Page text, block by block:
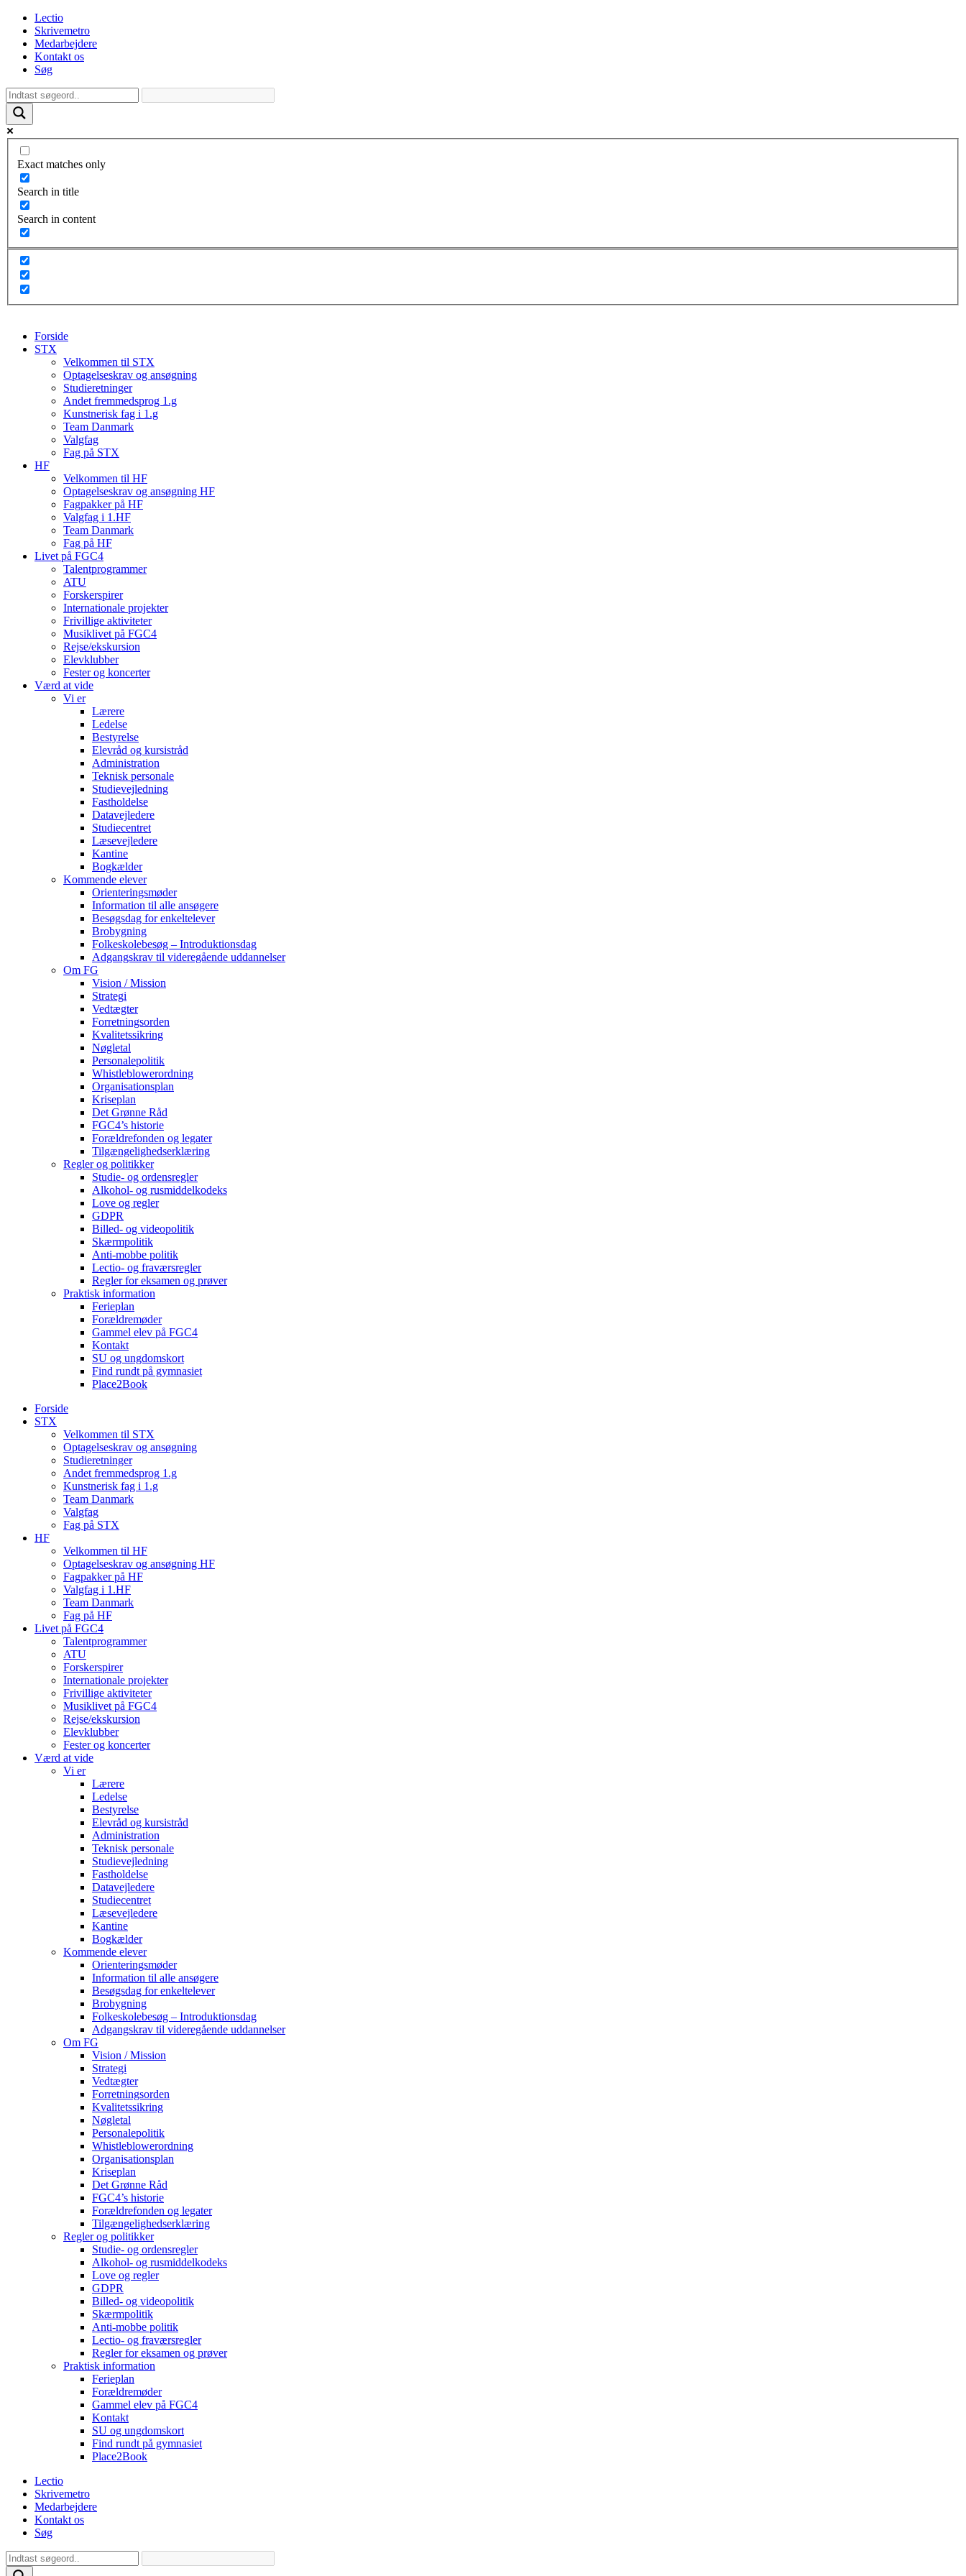
Lectio
Skrivemetro
Medarbejdere
Kontakt os
Søg
Exact matches only
Search in title
Search in content
Forside
STX
Velkommen til STX
Optagelseskrav og ansøgning
Studieretninger
Andet fremmedsprog 1.g
Kunstnerisk fag i 1.g
Team Danmark
Valgfag
Fag på STX
HF
Velkommen til HF
Optagelseskrav og ansøgning HF
Fagpakker på HF
Valgfag i 1.HF
Team Danmark
Fag på HF
Livet på FGC4
Talentprogrammer
ATU
Forskerspirer
Internationale projekter
Frivillige aktiviteter
Musiklivet på FGC4
Rejse/ekskursion
Elevklubber
Fester og koncerter
Værd at vide
Vi er
Lærere
Ledelse
Bestyrelse
Elevråd og kursistråd
Administration
Teknisk personale
Studievejledning
Fastholdelse
Datavejledere
Studiecentret
Læsevejledere
Kantine
Bogkælder
Kommende elever
Orienteringsmøder
Information til alle ansøgere
Besøgsdag for enkeltelever
Brobygning
Folkeskolebesøg – Introduktionsdag
Adgangskrav til videregående uddannelser
Om FG
Vision / Mission
Strategi
Vedtægter
Forretningsorden
Kvalitetssikring
Nøgletal
Personalepolitik
Whistleblowerordning
Organisationsplan
Kriseplan
Det Grønne Råd
FGC4’s historie
Forældrefonden og legater
Tilgængelighedserklæring
Regler og politikker
Studie- og ordensregler
Alkohol- og rusmiddelkodeks
Love og regler
GDPR
Billed- og videopolitik
Skærmpolitik
Anti-mobbe politik
Lectio- og fraværsregler
Regler for eksamen og prøver
Praktisk information
Ferieplan
Forældremøder
Gammel elev på FGC4
Kontakt
SU og ungdomskort
Find rundt på gymnasiet
Place2Book
Forside
STX
Velkommen til STX
Optagelseskrav og ansøgning
Studieretninger
Andet fremmedsprog 1.g
Kunstnerisk fag i 1.g
Team Danmark
Valgfag
Fag på STX
HF
Velkommen til HF
Optagelseskrav og ansøgning HF
Fagpakker på HF
Valgfag i 1.HF
Team Danmark
Fag på HF
Livet på FGC4
Talentprogrammer
ATU
Forskerspirer
Internationale projekter
Frivillige aktiviteter
Musiklivet på FGC4
Rejse/ekskursion
Elevklubber
Fester og koncerter
Værd at vide
Vi er
Lærere
Ledelse
Bestyrelse
Elevråd og kursistråd
Administration
Teknisk personale
Studievejledning
Fastholdelse
Datavejledere
Studiecentret
Læsevejledere
Kantine
Bogkælder
Kommende elever
Orienteringsmøder
Information til alle ansøgere
Besøgsdag for enkeltelever
Brobygning
Folkeskolebesøg – Introduktionsdag
Adgangskrav til videregående uddannelser
Om FG
Vision / Mission
Strategi
Vedtægter
Forretningsorden
Kvalitetssikring
Nøgletal
Personalepolitik
Whistleblowerordning
Organisationsplan
Kriseplan
Det Grønne Råd
FGC4’s historie
Forældrefonden og legater
Tilgængelighedserklæring
Regler og politikker
Studie- og ordensregler
Alkohol- og rusmiddelkodeks
Love og regler
GDPR
Billed- og videopolitik
Skærmpolitik
Anti-mobbe politik
Lectio- og fraværsregler
Regler for eksamen og prøver
Praktisk information
Ferieplan
Forældremøder
Gammel elev på FGC4
Kontakt
SU og ungdomskort
Find rundt på gymnasiet
Place2Book
Lectio
Skrivemetro
Medarbejdere
Kontakt os
Søg